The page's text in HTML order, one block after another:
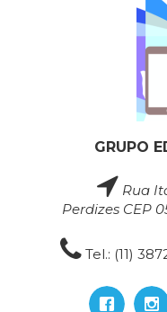
GRUPO
Rua
Perdizes CEP
Tel.: (11)